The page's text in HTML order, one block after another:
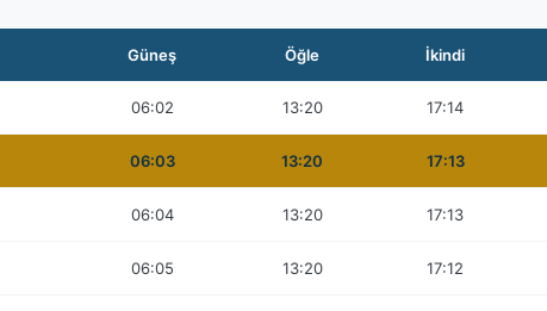
Güneş Öğle İkindi
06:02 13:20 17:14
06:03 13:20 17:13
06:04 13:20 17:13
06:05 13:20 17:12